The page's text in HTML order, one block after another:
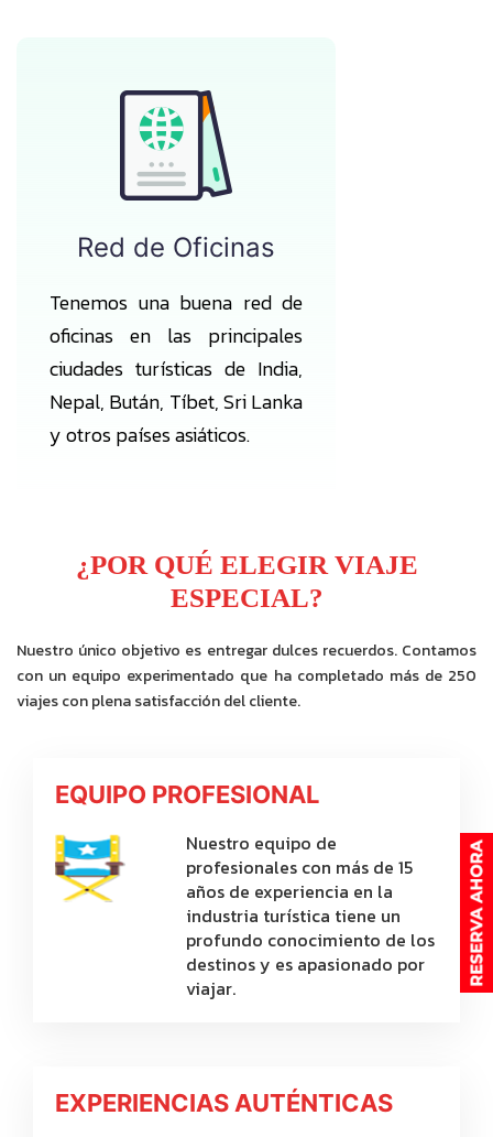
Red de Oficinas
Tenemos una buena red de
oficinas en las principales
ciudades turísticas de India,
Nepal, Bután, Tíbet, Sri Lanka
y otros países asiáticos.
¿POR QUÉ ELEGIR VIAJE
ESPECIAL?
Nuestro único objetivo es entregar dulces recuerdos. Contamos
con un equipo experimentado que ha completado más de 250
viajes con plena satisfacción del cliente.
EQUIPO PROFESIONAL
Nuestro equipo de
profesionales con más de 15
años de experiencia en la
industria turística tiene un
profundo conocimiento de los
destinos y es apasionado por
viajar.
EXPERIENCIAS AUTÉNTICAS